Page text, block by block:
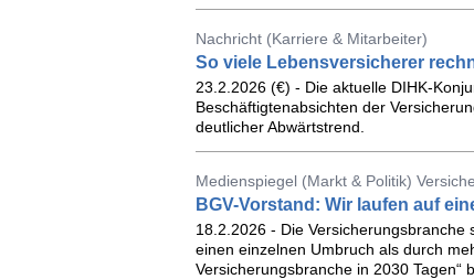
Nachricht (Karriere & Mitarbeiter)
So viele Lebensversicherer
23.2.2026 (€) - Die aktuelle DIHK-
Beschäftigtenabsichten der
deutlicher Abwärtstrend.
Medienspiegel (Markt & Politik)
BGV-Vorstand: Wir laufen auf
18.2.2026 - Die
einen einzelnen Umbruch als durch
Versicherungsbranche in 2030 Tagen“